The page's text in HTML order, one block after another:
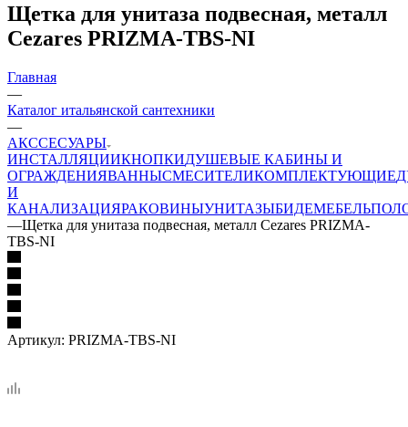
Щетка для унитаза подвесная, металл
Cezares PRIZMA-TBS-NI
Главная
—
Каталог итальянской сантехники
—
АКССЕСУАРЫ
ИНСТАЛЛЯЦИИКНОПКИДУШЕВЫЕ КАБИНЫ И
ОГРАЖДЕНИЯВАННЫСМЕСИТЕЛИКОМПЛЕКТУЮЩИЕ
И
КАНАЛИЗАЦИЯРАКОВИНЫУНИТАЗЫБИДЕМЕБЕЛЬ
—Щетка для унитаза подвесная, металл Cezares PRIZMA-
TBS-NI
Артикул: PRIZMA-TBS-NI